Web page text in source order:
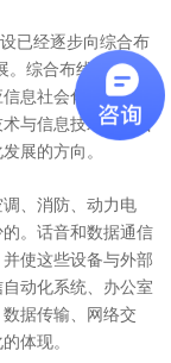
已经逐步向综合布
。综合布线系统是
息社会化和国际化
与信息技术相结合
展的方向。
、消防、动力电
。话音和数据通信
使这些设备与外部
动化系统、办公室
据传输、网络交
体现。